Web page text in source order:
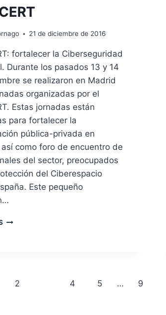
21 de diciembre de 2016
fortalecer la Ciberseguridad
Durante los pasados 13 y 14
se realizaron en Madrid
organizadas por el
Estas jornadas están
para fortalecer la
pública-privada en
así como foro de encuentro de
del sector, preocupados
del Ciberespacio
Este pequeño
X
2 4 5 … 9